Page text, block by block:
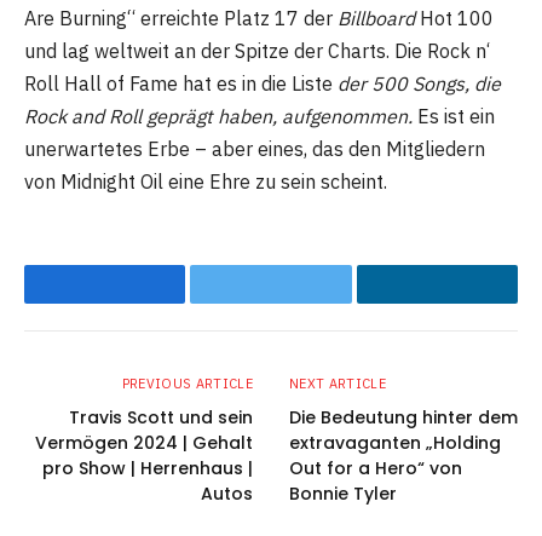
Are Burning“ erreichte Platz 17 der BillboardHot 100
und lag weltweit an der Spitze der Charts. Die Rock n‘
Roll Hall of Fame hat es in die Liste der 500 Songs, die
Rock and Roll geprägt haben, aufgenommen. Es ist ein
unerwartetes Erbe – aber eines, das den Mitgliedern
von Midnight Oil eine Ehre zu sein scheint.
Facebook Twitter LinkedIn
PREVIOUS ARTICLE
Travis Scott und sein
Vermögen 2024 | Gehalt
pro Show | Herrenhaus |
Autos
NEXT ARTICLE
Die Bedeutung hinter dem
extravaganten „Holding
Out for a Hero“ von
Bonnie Tyler